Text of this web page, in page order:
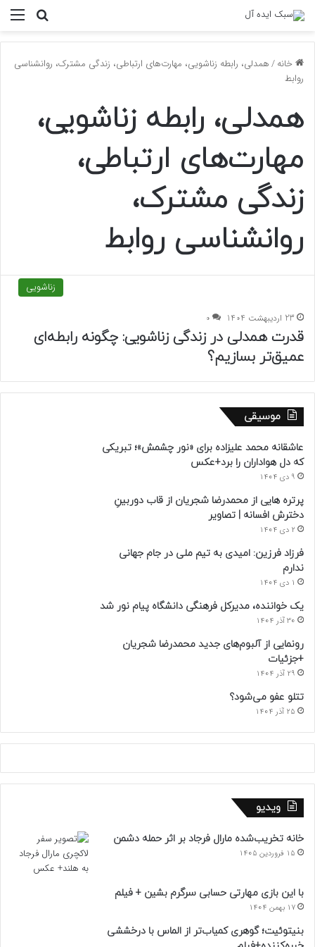
خانه/همدلی، رابطه زناشویی، مهارت‌های ارتباطی، زندگی مشترک، روانشناسی
روابط
همدلی، رابطه زناشویی،
مهارت‌های ارتباطی،
زندگی مشترک،
روانشناسی روابط
زناشویی
23 اردیبهشت 1404 0
قدرت همدلی در زندگی زناشویی: چگونه رابطه‌ای
عمیق‌تر بسازیم؟
موسیقی
عاشقانه محمد علیزاده برای «نور چشمش»؛ تبریکی
که دل هواداران را برد+عکس
9 دی 1404
پرتره هایی از محمدرضا شجریان از قاب دوربینِ
دخترش افسانه | تصاویر
2 دی 1404
فرزاد فرزین: امیدی به تیم ملی در جام جهانی
ندارم
1 دی 1404
یک خواننده، مدیرکل فرهنگی دانشگاه پیام نور شد
30 آذر 1404
رونمایی از آلبوم‌های جدید محمدرضا شجریان
+جزئیات
29 آذر 1404
تتلو عفو می‌شود؟
25 آذر 1404
ویدیو
خانه تخریب‌شده مارال فرجاد بر اثر حمله دشمن
15 فروردین 1405
با این بازی مهارتی حسابی سرگرم بشین + فیلم
17 بهمن 1404
بنیتوئیت؛ گوهری کمیاب‌تر از الماس با درخششی